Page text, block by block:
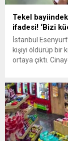
Tekel
ifadesi! ‘Bizi
İstanbul
kişiyi öldürüp bir
ortaya çıktı.
savundu: İki aile